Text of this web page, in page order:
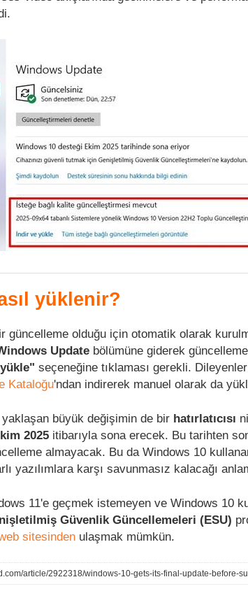
yüklenir?
güncelleme olduğu için otomatik olarak
Update bölümüne giderek
seçeneğine tıklaması gerekli.
Kataloğu'ndan indirerek manuel olarak da
büyük değişimin de bir hatırlatıcısı
2025 itibarıyla sona erecek. Bu tarihten
almayacak. Bu da Windows 10
yazılımlara karşı savunmasız kalacağı
11'e geçmek istemeyen ve Windows 10
Güvenlik Güncellemeleri (ESU)
sitesinden ulaşmak mümkün.
article/2922318/windows-10-gets-its-final-update-before-